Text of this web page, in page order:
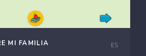
MI FAMILIA ES